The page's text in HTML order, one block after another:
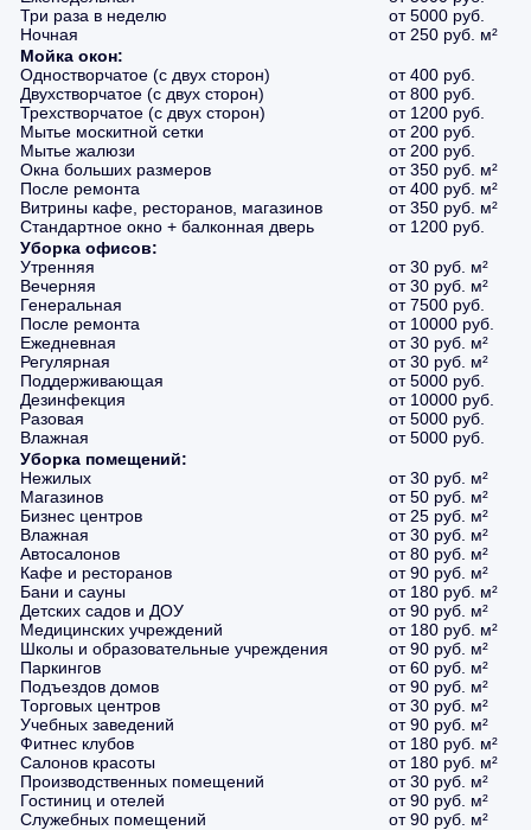
Три раза в неделю
от 5000 руб.
Ночная
от 250 руб. м²
Мойка окон:
Одностворчатое (с двух сторон)
от 400 руб.
Двухстворчатое (с двух сторон)
от 800 руб.
Трехстворчатое (с двух сторон)
от 1200 руб.
Мытье москитной сетки
от 200 руб.
Мытье жалюзи
от 200 руб.
Окна больших размеров
от 350 руб. м²
После ремонта
от 400 руб. м²
Витрины кафе, ресторанов, магазинов
от 350 руб. м²
Стандартное окно + балконная дверь
от 1200 руб.
Уборка офисов:
Утренняя
от 30 руб. м²
Вечерняя
от 30 руб. м²
Генеральная
от 7500 руб.
После ремонта
от 10000 руб.
Ежедневная
от 30 руб. м²
Регулярная
от 30 руб. м²
Поддерживающая
от 5000 руб.
Дезинфекция
от 10000 руб.
Разовая
от 5000 руб.
Влажная
от 5000 руб.
Уборка помещений:
Нежилых
от 30 руб. м²
Магазинов
от 50 руб. м²
Бизнес центров
от 25 руб. м²
Влажная
от 30 руб. м²
Автосалонов
от 80 руб. м²
Кафе и ресторанов
от 90 руб. м²
Бани и сауны
от 180 руб. м²
Детских садов и ДОУ
от 90 руб. м²
Медицинских учреждений
от 180 руб. м²
Школы и образовательные учреждения
от 90 руб. м²
Паркингов
от 60 руб. м²
Подъездов домов
от 90 руб. м²
Торговых центров
от 30 руб. м²
Учебных заведений
от 90 руб. м²
Фитнес клубов
от 180 руб. м²
Салонов красоты
от 180 руб. м²
Производственных помещений
от 30 руб. м²
Гостиниц и отелей
от 90 руб. м²
Служебных помещений
от 90 руб. м²